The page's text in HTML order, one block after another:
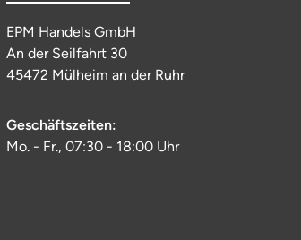
EPM Handels GmbH
An der Seilfahrt 30
45472 Mülheim an der Ruhr
Geschäftszeiten:
Mo. - Fr., 07:30 - 18:00 Uhr